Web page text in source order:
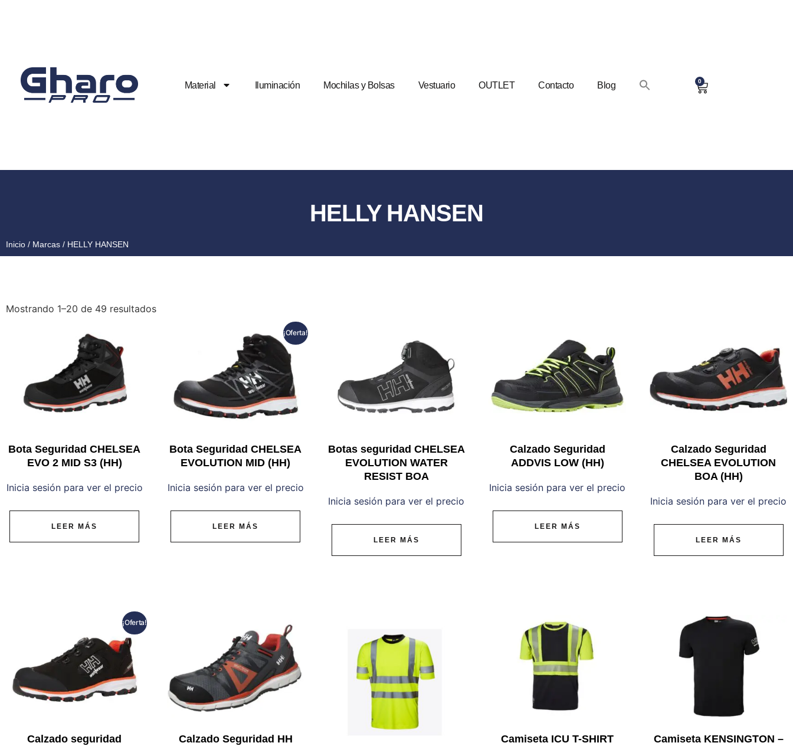
Material Iluminación Mochilas y Bolsas Vestuario OUTLET Contacto Blog 0
HELLY HANSEN
Inicio / Marcas / HELLY HANSEN
Mostrando 1–20 de 49 resultados
Bota Seguridad CHELSEA
EVO 2 MID S3 (HH)
Inicia sesión para ver el precio
LEER MÁS
¡Oferta!
Bota Seguridad CHELSEA
EVOLUTION MID (HH)
Inicia sesión para ver el precio
LEER MÁS
Botas seguridad CHELSEA
EVOLUTION WATER
RESIST BOA
Inicia sesión para ver el precio
LEER MÁS
Calzado Seguridad
ADDVIS LOW (HH)
Inicia sesión para ver el precio
LEER MÁS
Calzado Seguridad
CHELSEA EVOLUTION
BOA (HH)
Inicia sesión para ver el precio
LEER MÁS
¡Oferta!
Calzado seguridad
Calzado Seguridad HH
Camiseta ICU T-SHIRT
Camiseta KENSINGTON –